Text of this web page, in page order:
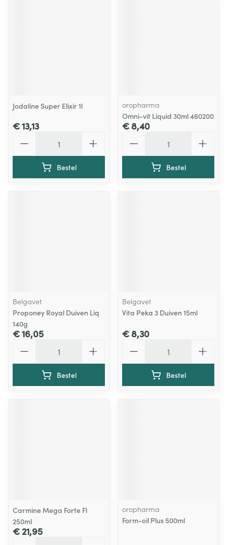
Jodaline Super Elixir 1l
€ 13,13
Bestel
oropharma
Omni-vit Liquid 30ml 460200
€ 8,40
Bestel
Belgavet
Proponey Royal Duiven Liq
140g
€ 16,05
Bestel
Belgavet
Vita Peka 3 Duiven 15ml
€ 8,30
Bestel
Carmine Mega Forte Fl
250ml
€ 21,95
oropharma
Form-oil Plus 500ml